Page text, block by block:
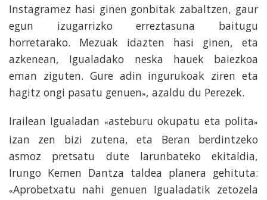
Instagramez hasi ginen gonbitak zabaltzen, gaur
egun izugarrizko erreztasuna baitugu
horretarako. Mezuak idazten hasi ginen, eta
azkenean, Igualadako neska hauek baiezkoa
eman ziguten. Gure adin ingurukoak ziren eta
hagitz ongi pasatu genuen», azaldu du Perezek.
Irailean Igualadan «asteburu okupatu eta polita»
izan zen bizi zutena, eta Beran berdintzeko
asmoz pretsatu dute larunbateko ekitaldia,
Irungo Kemen Dantza taldea planera gehituta:
«Aprobetxatu nahi genuen Igualadatik zetozela